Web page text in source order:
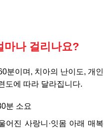
마나 걸리나요?
분이며, 치아의 난이도, 개인
도에 따라 달라집니다.
분 소요
어진 사랑니·잇몸 아래 매복